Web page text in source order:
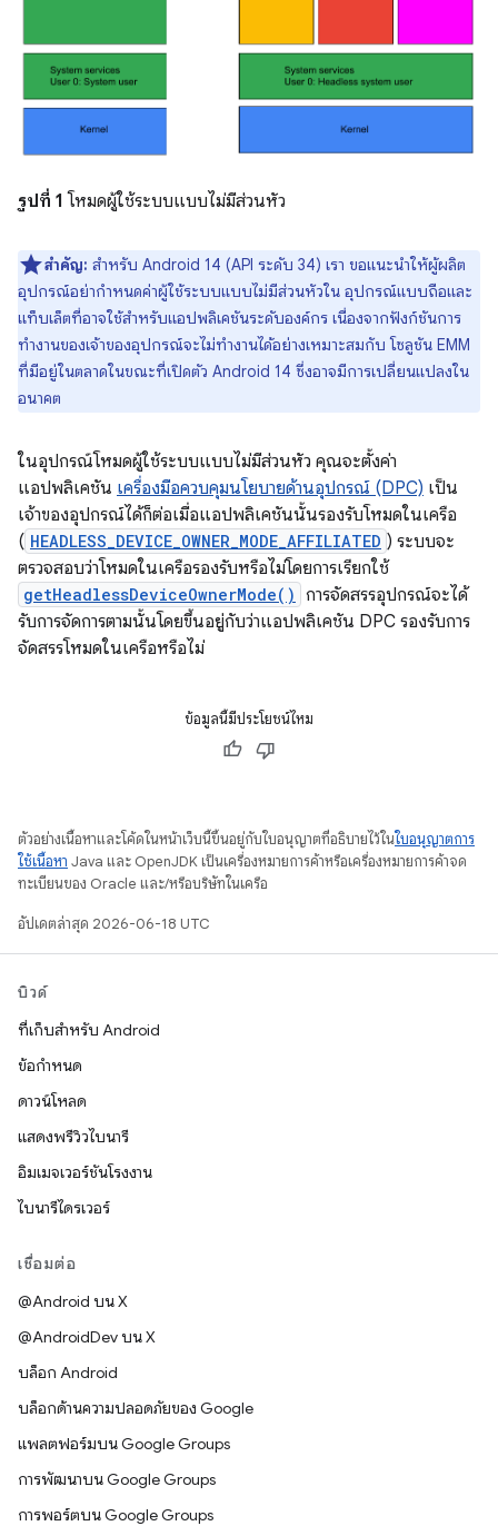
รูปที่ 1 โหมดผู้ใช้ระบบแบบไม่มีส่วนหัว
สำคัญ: สำหรับ Android 14 (API ระดับ 34) เรา ขอแนะนำให้ผู้ผลิต
อุปกรณ์อย่ากำหนดค่าผู้ใช้ระบบแบบไม่มีส่วนหัวใน อุปกรณ์แบบถือและ
แท็บเล็ตที่อาจใช้สำหรับแอปพลิเคชันระดับองค์กร เนื่องจากฟังก์ชันการ
ทำงานของเจ้าของอุปกรณ์จะไม่ทำงานได้อย่างเหมาะสมกับ โซลูชัน EMM
ที่มีอยู่ในตลาดในขณะที่เปิดตัว Android 14 ซึ่งอาจมีการเปลี่ยนแปลงใน
อนาคต
ในอุปกรณ์โหมดผู้ใช้ระบบแบบไม่มีส่วนหัว คุณจะตั้งค่า
แอปพลิเคชัน เครื่องมือควบคุมนโยบายด้านอุปกรณ์ (DPC) เป็น
เจ้าของอุปกรณ์ได้ก็ต่อเมื่อแอปพลิเคชันนั้นรองรับโหมดในเครือ
( HEADLESS_DEVICE_OWNER_MODE_AFFILIATED ) ระบบจะ
ตรวจสอบว่าโหมดในเครือรองรับหรือไม่โดยการเรียกใช้
getHeadlessDeviceOwnerMode() การจัดสรรอุปกรณ์จะได้
รับการจัดการตามนั้นโดยขึ้นอยู่กับว่าแอปพลิเคชัน DPC รองรับการ
จัดสรรโหมดในเครือหรือไม่
ข้อมูลนี้มีประโยชน์ไหม
ตัวอย่างเนื้อหาและโค้ดในหน้าเว็บนี้ขึ้นอยู่กับใบอนุญาตที่อธิบายไว้ในใบอนุญาตการ
ใช้เนื้อหา Java และ OpenJDK เป็นเครื่องหมายการค้าหรือเครื่องหมายการค้าจด
ทะเบียนของ Oracle และ/หรือบริษัทในเครือ
อัปเดตล่าสุด 2026-06-18 UTC
บิวด์
ที่เก็บสำหรับ Android
ข้อกำหนด
ดาวน์โหลด
แสดงพรีวิวไบนารี
อิมเมจเวอร์ชันโรงงาน
ไบนารีไดรเวอร์
เชื่อมต่อ
@Android บน X
@AndroidDev บน X
บล็อก Android
บล็อกด้านความปลอดภัยของ Google
แพลตฟอร์มบน Google Groups
การพัฒนาบน Google Groups
การพอร์ตบน Google Groups